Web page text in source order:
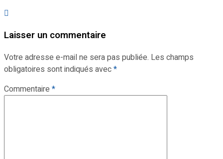
Laisser un commentaire
Votre adresse e-mail ne sera pas publiée. Les champs
obligatoires sont indiqués avec*
Commentaire *